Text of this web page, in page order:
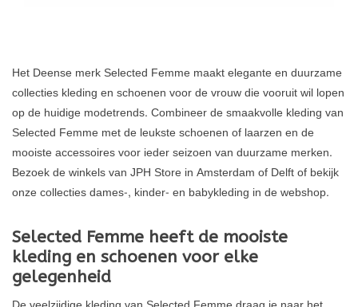
Het Deense merk Selected Femme maakt elegante en duurzame
collecties kleding en schoenen voor de vrouw die vooruit wil lopen
op de huidige modetrends. Combineer de smaakvolle kleding van
Selected Femme met de leukste schoenen of laarzen en de
mooiste accessoires voor ieder seizoen van duurzame merken.
Bezoek de winkels van JPH Store in Amsterdam of Delft of bekijk
onze collecties dames-, kinder- en babykleding in de webshop.
Selected Femme heeft de mooiste
kleding en schoenen voor elke
gelegenheid